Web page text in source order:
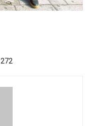
272